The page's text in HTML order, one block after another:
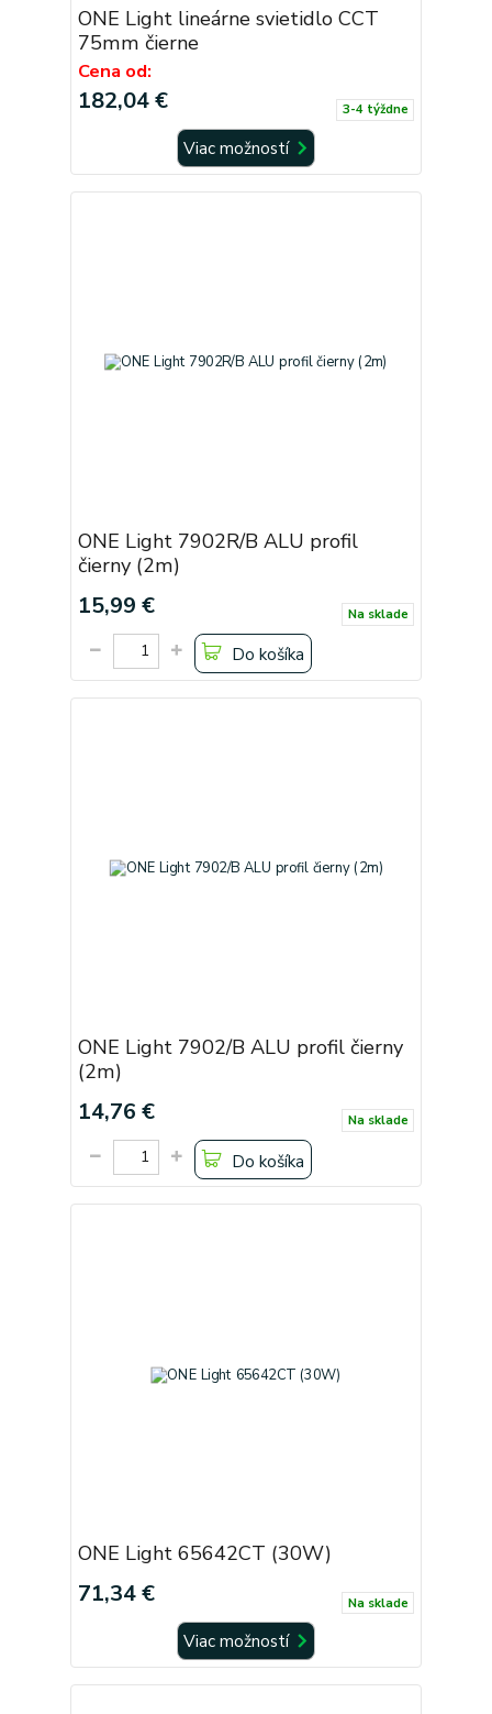
ONE Light lineárne svietidlo CCT
75mm čierne
Cena od:
182,04 € 3-4 týždne
Viac možností
ONE Light 7902R/B ALU profil
čierny (2m)
15,99 € Na sklade
Do košíka
ONE Light 7902/B ALU profil čierny
(2m)
14,76 € Na sklade
Do košíka
ONE Light 65642CT (30W)
71,34 € Na sklade
Viac možností